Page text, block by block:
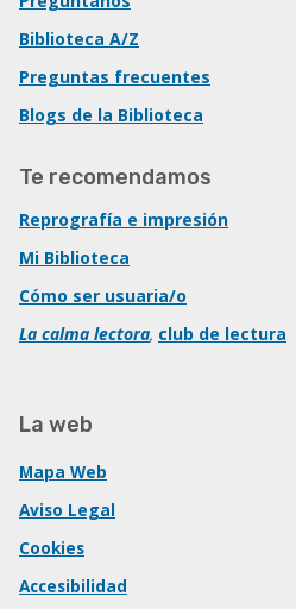
Biblioteca A/Z
Preguntas frecuentes
Blogs de la Biblioteca
Te recomendamos
Reprografía e impresión
Mi Biblioteca
Cómo ser usuaria/o
La calma lectora, club de lectura
La web
Mapa Web
Aviso Legal
Cookies
Accesibilidad